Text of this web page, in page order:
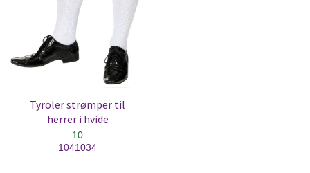
Tyroler strømper til
herrer i hvide
10
1041034